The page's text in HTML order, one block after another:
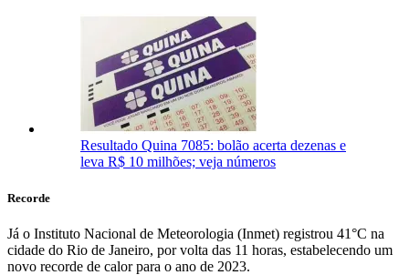
Resultado Quina 7085: bolão acerta dezenas e
leva R$ 10 milhões; veja números
Recorde
Já o Instituto Nacional de Meteorologia (Inmet) registrou 41°C na
cidade do Rio de Janeiro, por volta das 11 horas, estabelecendo um
novo recorde de calor para o ano de 2023.